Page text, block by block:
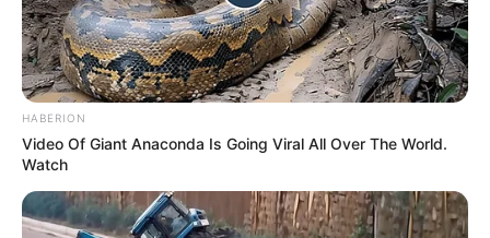
HABERION
Video Of Giant Anaconda Is Going Viral All Over The World.
Watch